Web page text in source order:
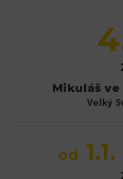
Mikuláš
Velký
od 1.1.